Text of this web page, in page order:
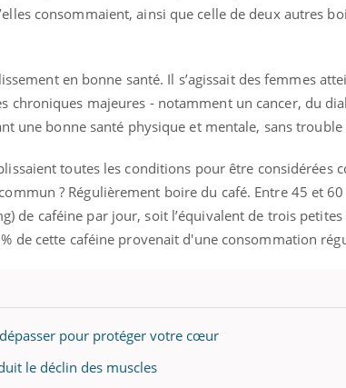
consommaient, ainsi que celle de deux autres
en bonne santé. Il s’agissait des femmes
chroniques majeures - notamment un cancer, du
une bonne santé physique et mentale, sans
toutes les conditions pour être considérées
? Régulièrement boire du café. Entre 45 et
de caféine par jour, soit l’équivalent de trois petites
de cette caféine provenait d'une consommation
pour protéger votre cœur
le déclin des muscles